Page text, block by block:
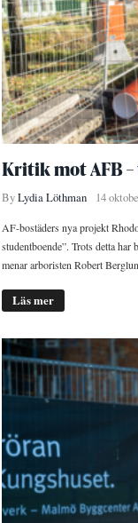
Kritik mot AFB –
ByLydia Löthman 14
AF-bostäders nya projekt
studentboende”. Trots detta
menar arboristen Robert
Läs mer